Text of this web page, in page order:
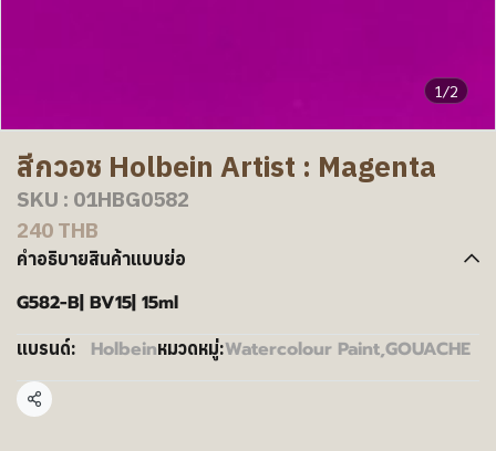
1/2
สีกวอช Holbein Artist : Magenta
SKU : 01HBG0582
240 THB
คำอธิบายสินค้าแบบย่อ
G582-B| BV15| 15ml
แบรนด์: Holbeinหมวดหมู่:Watercolour Paint,GOUACHE
แชร์